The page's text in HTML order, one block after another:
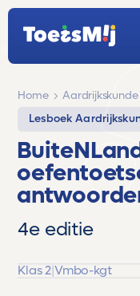
Home Aardrijkskunde
Lesboek
4e editie
Klas 2|Vmbo-kgt